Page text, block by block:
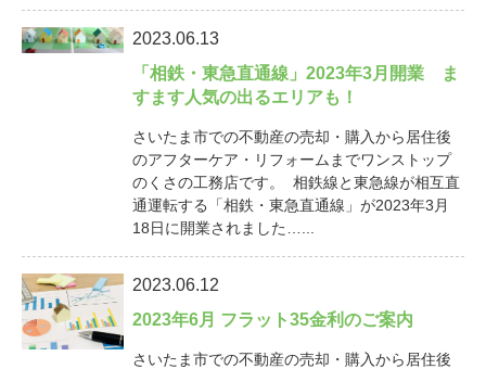
2023.06.13
「相鉄・東急直通線」2023年3月開業 ま
すます人気の出るエリアも！
さいたま市での不動産の売却・購入から居住後
のアフターケア・リフォームまでワンストップ
のくさの工務店です。 相鉄線と東急線が相互直
通運転する「相鉄・東急直通線」が2023年3月
18日に開業されました…...
2023.06.12
2023年6月 フラット35金利のご案内
さいたま市での不動産の売却・購入から居住後